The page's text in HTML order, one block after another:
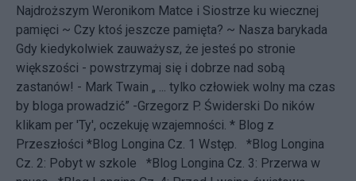
Najdroższym Weronikom Matce i Siostrze ku wiecznej
pamięci ~ Czy ktoś jeszcze pamięta? ~ Nasza barykada
Gdy kiedykolwiek zauważysz, że jesteś po stronie
większości - powstrzymaj się i dobrze nad sobą
zastanów! - Mark Twain „ ... tylko człowiek wolny ma czas
by bloga prowadzić” -Grzegorz P. Świderski Do ników
klikam per 'Ty', oczekuję wzajemności. * Blog z
Przeszłości *Blog Longina Cz. 1 Wstęp.
*Blog Longina
Cz. 2: Pobyt w szkole
*Blog Longina Cz. 3: Przerwa w